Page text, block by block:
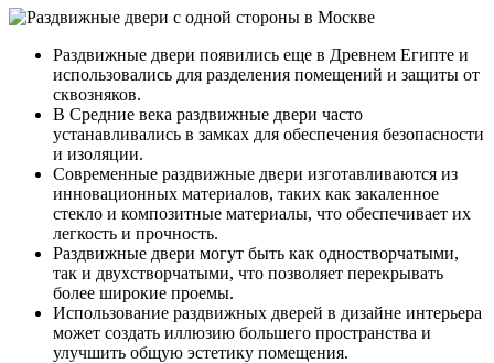
Раздвижные двери появились еще в Древнем Египте и
использовались для разделения помещений и защиты от
сквозняков.
В Средние века раздвижные двери часто
устанавливались в замках для обеспечения безопасности
и изоляции.
Современные раздвижные двери изготавливаются из
инновационных материалов, таких как закаленное
стекло и композитные материалы, что обеспечивает их
легкость и прочность.
Раздвижные двери могут быть как одностворчатыми,
так и двухстворчатыми, что позволяет перекрывать
более широкие проемы.
Использование раздвижных дверей в дизайне интерьера
может создать иллюзию большего пространства и
улучшить общую эстетику помещения.